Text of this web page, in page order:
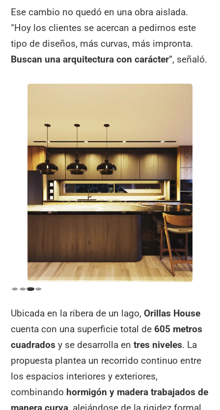
Ese cambio no quedó en una obra aislada.
“Hoy los clientes se acercan a pedirnos este
tipo de diseños, más curvas, más impronta.
Buscan una arquitectura con carácter”, señaló.
Ubicada en la ribera de un lago,Orillas House
cuenta con una superficie total de 605 metros
cuadrados y se desarrolla entres niveles. La
propuesta plantea un recorrido continuo entre
los espacios interiores y exteriores,
combinando hormigón y madera trabajados de